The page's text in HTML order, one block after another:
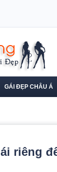
GÁI ĐẸP CHÂU Á
riêng